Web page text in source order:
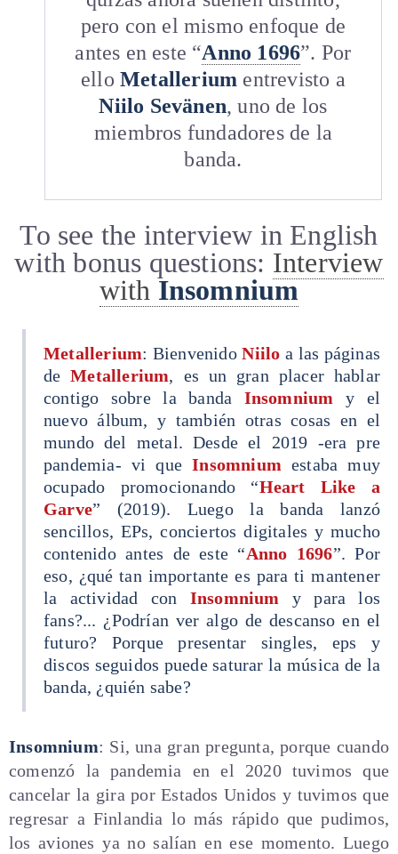
pero con el mismo enfoque de
antes en este “Anno 1696”. Por
elloMetallerium entrevisto a
Niilo Sevänen, uno de los
miembros fundadores de la
banda.
To see the interview in English
with bonus questions: Interview
with Insomnium
Metallerium: BienvenidoNiilo a las páginas
deMetallerium, es un gran placer hablar
contigo sobre la banda Insomnium y el
nuevo álbum, y también otras cosas en el
mundo del metal. Desde el 2019 -era pre
pandemia- vi queInsomnium estaba muy
ocupado promocionando “Heart Like a
Garve” (2019). Luego la banda lanzó
sencillos, EPs, conciertos digitales y mucho
contenido antes de este “Anno 1696”. Por
eso, ¿qué tan importante es para ti mantener
la actividad con Insomnium y para los
fans?... ¿Podrían ver algo de descanso en el
futuro? Porque presentar singles, eps y
discos seguidos puede saturar la música de la
banda, ¿quién sabe?
Insomnium: Si, una gran pregunta, porque cuando
comenzó la pandemia en el 2020 tuvimos que
cancelar la gira por Estados Unidos y tuvimos que
regresar a Finlandia lo más rápido que pudimos,
los aviones ya no salían en ese momento. Luego